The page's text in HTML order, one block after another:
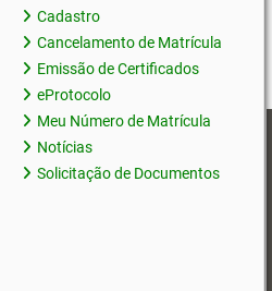
Cadastro
Cancelamento de Matrícula
Emissão de Certificados
eProtocolo
Meu Número de Matrícula
Notícias
Solicitação de Documentos